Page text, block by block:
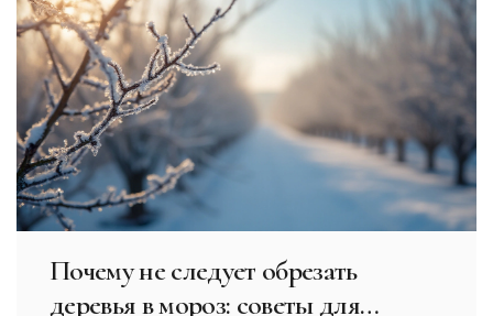
сад процветал.
Почему не следует обрезать
деревья в мороз: советы для